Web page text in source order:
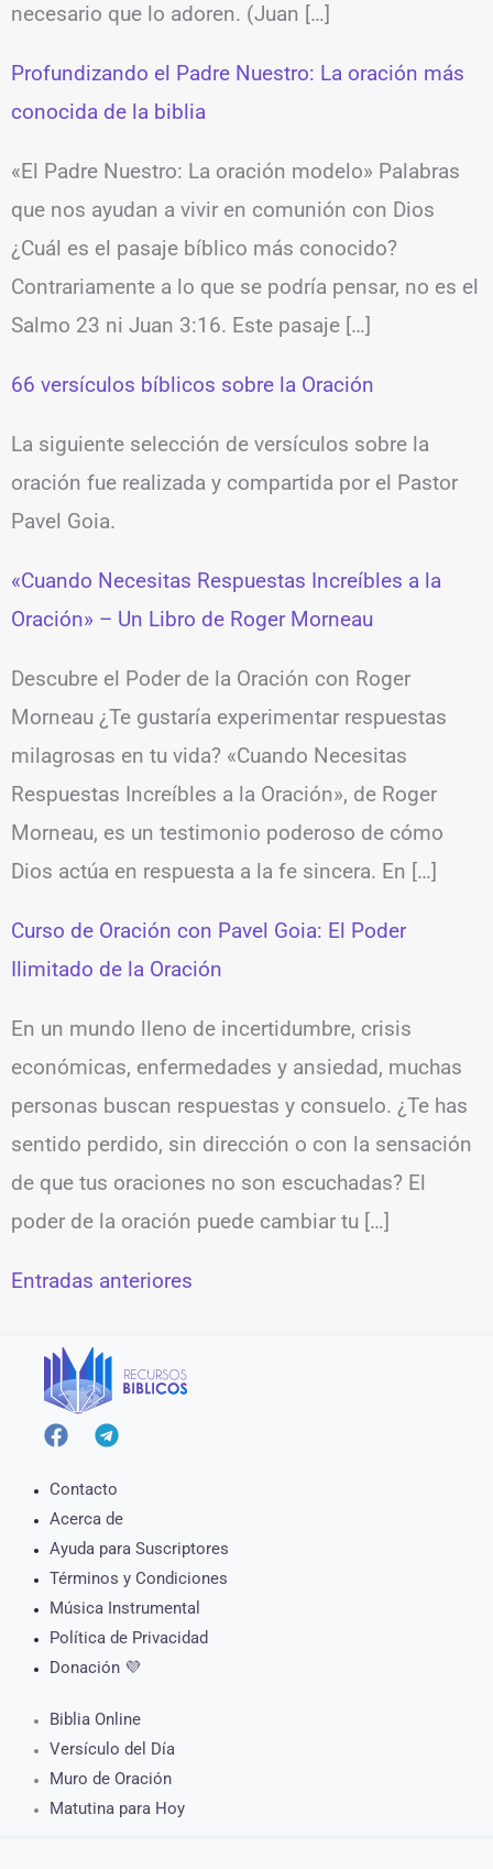
necesario que lo adoren. (Juan […]
Profundizando el Padre Nuestro: La oración más
conocida de la biblia
«El Padre Nuestro: La oración modelo» Palabras
que nos ayudan a vivir en comunión con Dios
¿Cuál es el pasaje bíblico más conocido?
Contrariamente a lo que se podría pensar, no es el
Salmo 23 ni Juan 3:16. Este pasaje […]
66 versículos bíblicos sobre la Oración
La siguiente selección de versículos sobre la
oración fue realizada y compartida por el Pastor
Pavel Goia.
«Cuando Necesitas Respuestas Increíbles a la
Oración» – Un Libro de Roger Morneau
Descubre el Poder de la Oración con Roger
Morneau ¿Te gustaría experimentar respuestas
milagrosas en tu vida? «Cuando Necesitas
Respuestas Increíbles a la Oración», de Roger
Morneau, es un testimonio poderoso de cómo
Dios actúa en respuesta a la fe sincera. En […]
Curso de Oración con Pavel Goia: El Poder
Ilimitado de la Oración
En un mundo lleno de incertidumbre, crisis
económicas, enfermedades y ansiedad, muchas
personas buscan respuestas y consuelo. ¿Te has
sentido perdido, sin dirección o con la sensación
de que tus oraciones no son escuchadas? El
poder de la oración puede cambiar tu […]
Entradas anteriores
Contacto
Acerca de
Ayuda para Suscriptores
Términos y Condiciones
Música Instrumental
Política de Privacidad
Donación 💜
Biblia Online
Versículo del Día
Muro de Oración
Matutina para Hoy